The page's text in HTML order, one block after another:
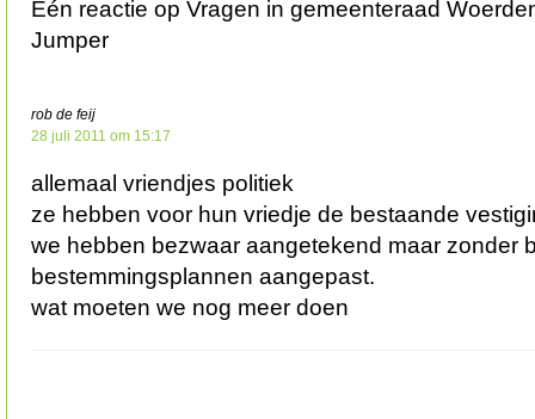
Eén reactie op Vragen in gemeenteraad
Jumper
rob de feij
28 juli 2011 om 15:17
allemaal vriendjes politiek
ze hebben voor hun vriedje de bestaande
we hebben bezwaar aangetekend maar zonder
bestemmingsplannen aangepast.
wat moeten we nog meer doen